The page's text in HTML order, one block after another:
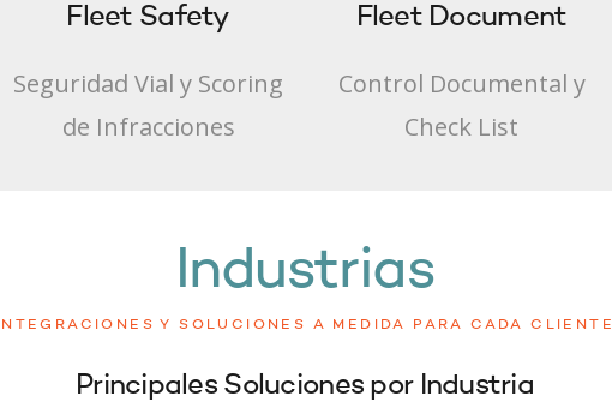
Fleet Safety
Seguridad Vial y Scoring
de Infracciones
Fleet Document
Control Documental y
Check List
Industrias
INTEGRACIONES Y SOLUCIONES A MEDIDA PARA CADA CLIENTE
Principales Soluciones por Industria